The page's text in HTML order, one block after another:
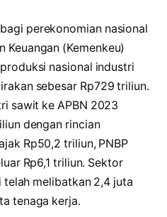
perekonomian nasional
Keuangan (Kemenkeu)
nasional industri
sebesar Rp729 triliun.
sawit ke APBN 2023
dengan rincian
Rp50,2 triliun, PNBP
Rp6,1 triliun. Sektor
telah melibatkan 2,4 juta
tenaga kerja.